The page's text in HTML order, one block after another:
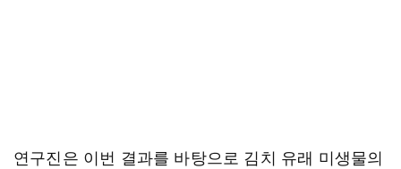
연구진은 이번 결과를 바탕으로 김치 유래 미생물의